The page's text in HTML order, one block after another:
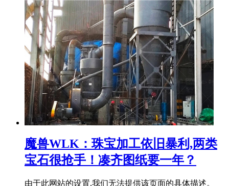
魔兽WLK：珠宝加工依旧暴利,两类
宝石很抢手！凑齐图纸要一年？
由于此网站的设置,我们无法提供该页面的具体描述。